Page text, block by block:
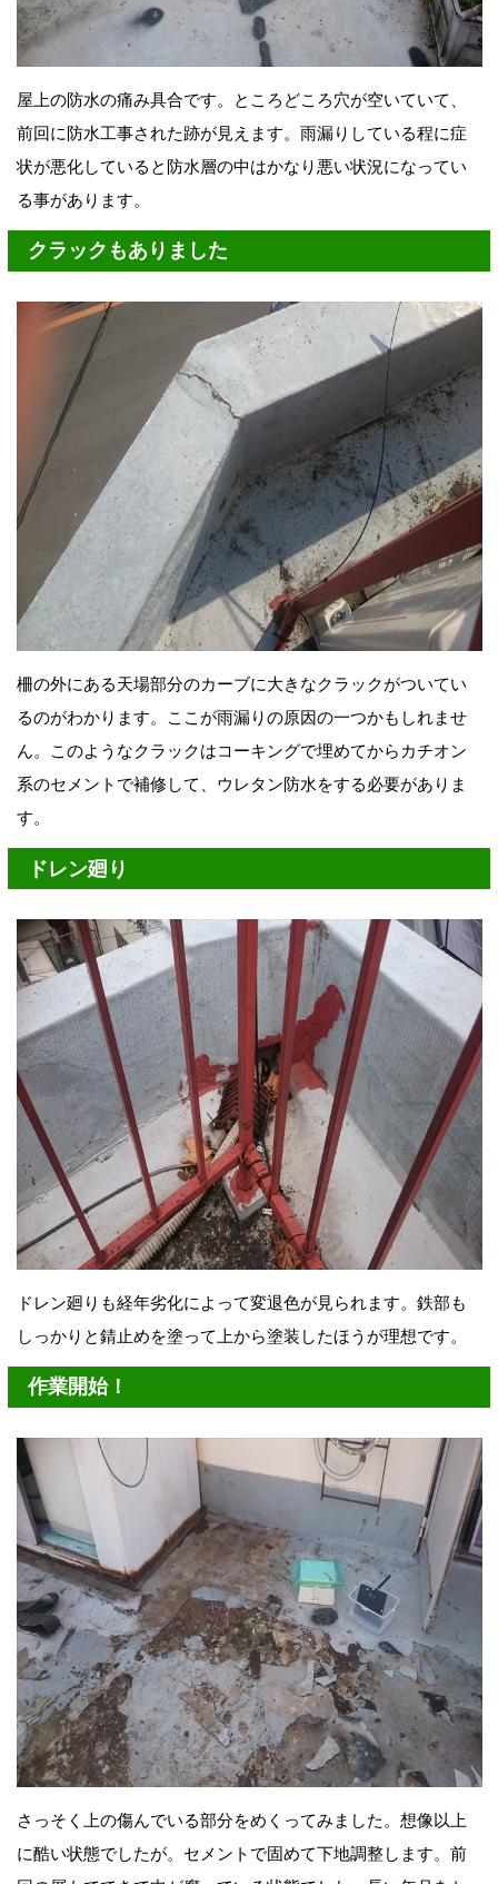
屋上の防水の痛み具合です。ところどころ穴が空いていて、
前回に防水工事された跡が見えます。雨漏りしている程に症
状が悪化していると防水層の中はかなり悪い状況になってい
る事があります。
クラックもありました
柵の外にある天場部分のカーブに大きなクラックがついてい
るのがわかります。ここが雨漏りの原因の一つかもしれませ
ん。このようなクラックはコーキングで埋めてからカチオン
系のセメントで補修して、ウレタン防水をする必要がありま
す。
ドレン廻り
ドレン廻りも経年劣化によって変退色が見られます。鉄部も
しっかりと錆止めを塗って上から塗装したほうが理想です。
作業開始！
さっそく上の傷んでいる部分をめくってみました。想像以上
に酷い状態でしたが。セメントで固めて下地調整します。前